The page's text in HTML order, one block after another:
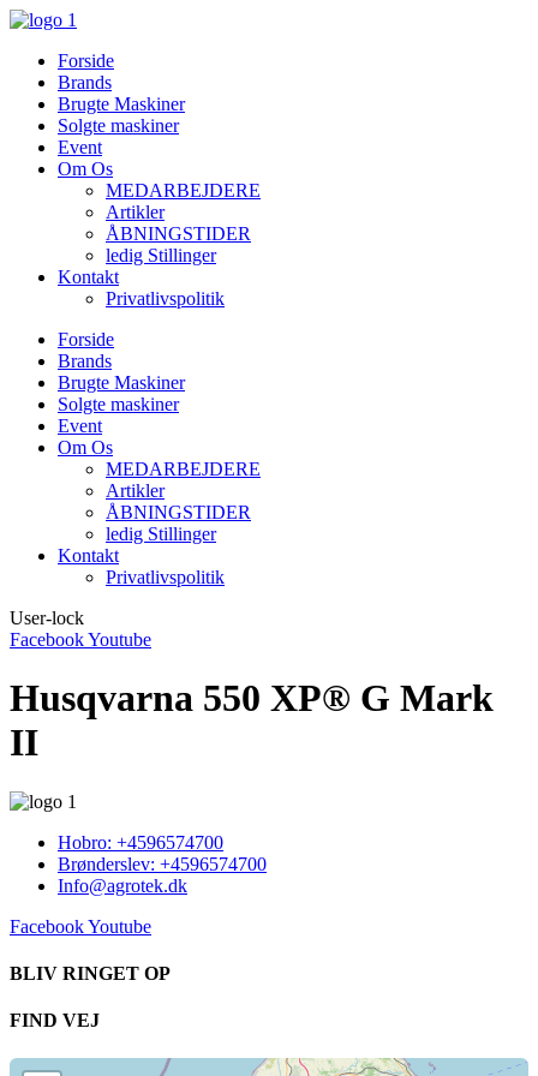
Videre
indholdForside
Brands
Brugte Maskiner
Solgte maskiner
Event
Om Os
MEDARBEJDERE
Artikler
ÅBNINGSTIDER
ledig Stillinger
Kontakt
Privatlivspolitik
Forside
Brands
Brugte Maskiner
Solgte maskiner
Event
Om Os
MEDARBEJDERE
Artikler
ÅBNINGSTIDER
ledig Stillinger
Kontakt
Privatlivspolitik
User-lock
FacebookYoutube
Husqvarna 550 XP® G Mark
II
Hobro: +4596574700
Brønderslev: +4596574700
Info@agrotek.dk
FacebookYoutube
BLIV RINGET OP​
FIND VEJ​